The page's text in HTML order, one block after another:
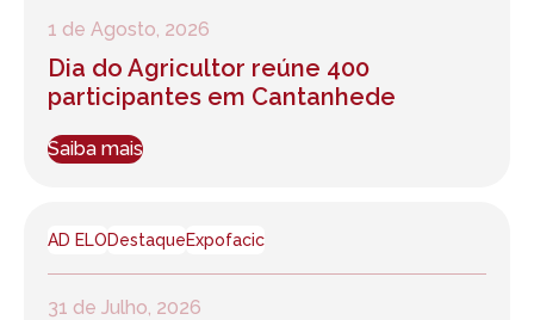
1 de Agosto, 2026
Dia do Agricultor reúne 400
participantes em Cantanhede
Saiba mais
AD ELODestaqueExpofacic
31 de Julho, 2026